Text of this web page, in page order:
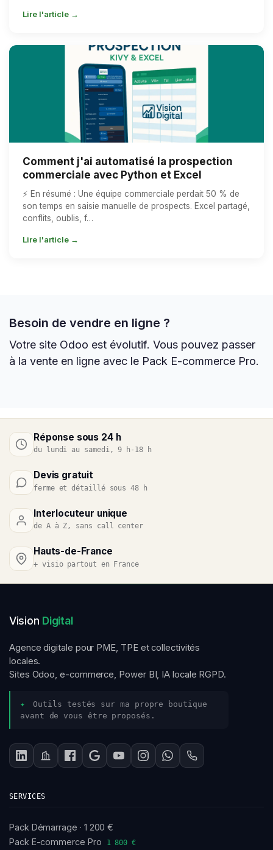
Lire l'article →
Comment j'ai automatisé la prospection
commerciale avec Python et Excel
⚡ En résumé : Une équipe commerciale perdait 50 % de
son temps en saisie manuelle de prospects. Excel partagé,
conflits, oublis, f…
Lire l'article →
Besoin de vendre en ligne ?
Votre site Odoo est évolutif. Vous pouvez passer
à la vente en ligne avec le Pack E-commerce Pro.
Réponse sous 24 h
du lundi au samedi, 9 h-18 h
Devis gratuit
ferme et détaillé sous 48 h
Interlocuteur unique
de A à Z, sans call center
Hauts-de-France
+ visio partout en France
Vision Digital
Agence digitale pour PME, TPE et collectivités
locales.
Sites Odoo, e-commerce, Power BI, IA locale RGPD.
✦
Outils testés sur ma propre boutique
avant de vous être proposés.
SERVICES
Pack Démarrage · 1 200 €
Pack E-commerce Pro
1 800 €